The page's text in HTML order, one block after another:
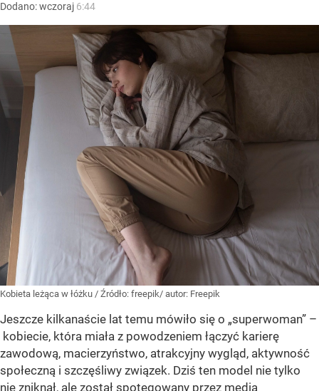
Dodano:wczoraj 6:44
Kobieta leżąca w łóżku / Źródło: freepik/ autor: Freepik
Jeszcze kilkanaście lat temu mówiło się o „superwoman” –
kobiecie, która miała z powodzeniem łączyć karierę
zawodową, macierzyństwo, atrakcyjny wygląd, aktywność
społeczną i szczęśliwy związek. Dziś ten model nie tylko
nie zniknął, ale został spotęgowany przez media